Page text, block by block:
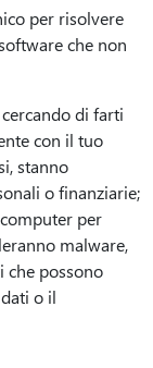
per risolvere
che non
di farti
con il tuo
stanno
o finanziarie;
per
malware,
possono
o il